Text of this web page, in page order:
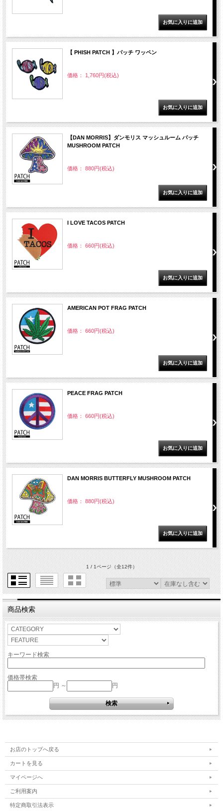
【 PHISH PATCH 】パッチ ワッペン
価格： 1,760円(税込)
【DAN MORRIS】ダンモリス マッシュルーム パッチ
MUSHROOM PATCH
価格： 880円(税込)
I LOVE TACOS PATCH
価格： 660円(税込)
AMERICAN POT FRAG PATCH
価格： 660円(税込)
PEACE FRAG PATCH
価格： 660円(税込)
DAN MORRIS BUTTERFLY MUSHROOM PATCH
価格： 880円(税込)
1 / 1ページ（全12件）
商品検索
キーワード検索
価格帯検索
円 ～
円
お店のトップへ戻る
カートを見る
マイページへ
ご利用案内
特定商取引法表示